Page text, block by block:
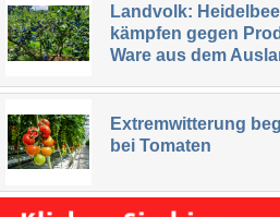
Landvolk:
kämpfen gegen
Ware aus dem
Extremwitterung
bei Tomaten